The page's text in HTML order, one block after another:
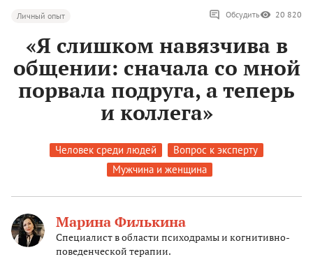
Личный опыт Обсудить 20 820
«Я слишком навязчива в
общении: сначала со мной
порвала подруга, а теперь
и коллега»
Человек среди людей
Вопрос к эксперту
Мужчина и женщина
Марина Филькина
Специалист в области психодрамы и когнитивно-
поведенческой терапии.